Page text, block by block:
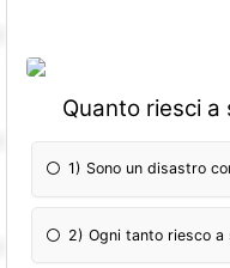
Quanto riesci
1) Sono un disastro
2) Ogni tanto riesco a